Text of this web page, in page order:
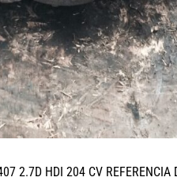
2.7D HDI 204 CV